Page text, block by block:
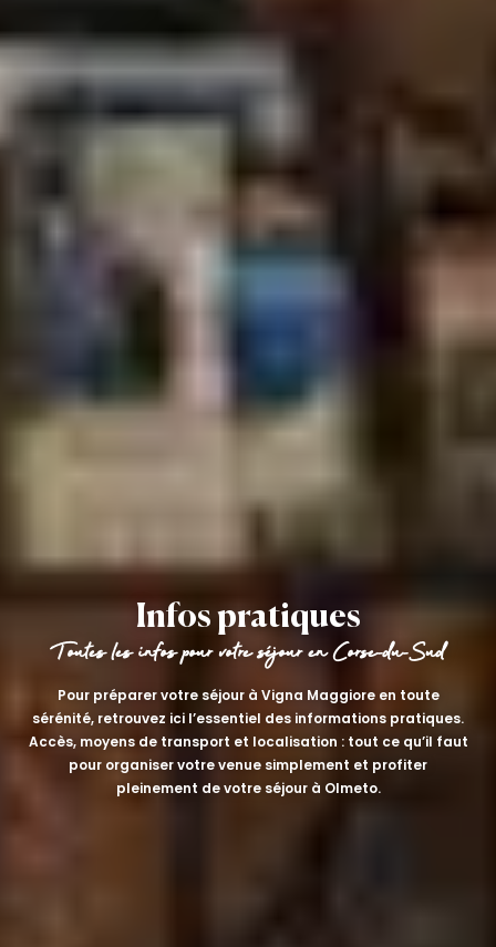
EN
Infos pratiques
Toutes les infos pour votre séjour en Corse-du-Sud
Pour préparer votre séjour à Vigna Maggiore en toute
sérénité, retrouvez ici l’essentiel des informations pratiques.
Accès, moyens de transport et localisation : tout ce qu’il faut
pour organiser votre venue simplement et profiter
pleinement de votre séjour à Olmeto.